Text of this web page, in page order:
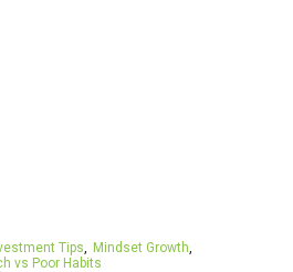
Tips
Mindset Growth
vs Poor Habits